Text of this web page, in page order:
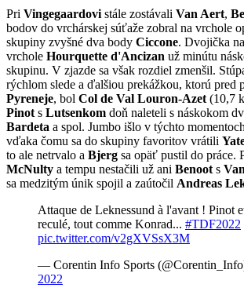
Pri Vingegaardovi stále zostávali Van Aert,
bodov do vrchárskej súťaže zobral na vrchole
skupiny zvyšné dva body Ciccone. Dvojička
vrchole Hourquette d'Ancizan už minútu
skupinu. V zjazde sa však rozdiel zmenšil.
rýchlom slede a ďalšiou prekážkou, ktorú pred
Pyreneje, bol Col de Val Louron-Azet (10,7
Pinot s Lutsenkom doň naleteli s náskokom
Bardeta a spol. Jumbo išlo v týchto
vďaka čomu sa do skupiny favoritov vrátili
to ale netrvalo a Bjerg sa opäť pustil do práce.
McNulty a tempu nestačili už ani Benoot s
sa medzitým únik spojil a zaútočil Andreas
Attaque de Leknessund à l'avant ! Pinot
reculé, tout comme Konrad... #TDF2022
pic.twitter.com/v2gXVSsX3M
— Corentin Info Sports
2022